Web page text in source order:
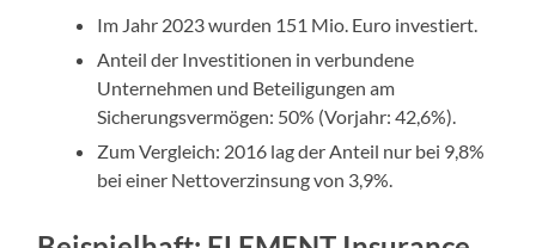
Im Jahr 2023 wurden 151 Mio. Euro investiert.
Anteil der Investitionen in verbundene
Unternehmen und Beteiligungen am
Sicherungsvermögen: 50% (Vorjahr: 42,6%).
Zum Vergleich: 2016 lag der Anteil nur bei 9,8%
bei einer Nettoverzinsung von 3,9%.